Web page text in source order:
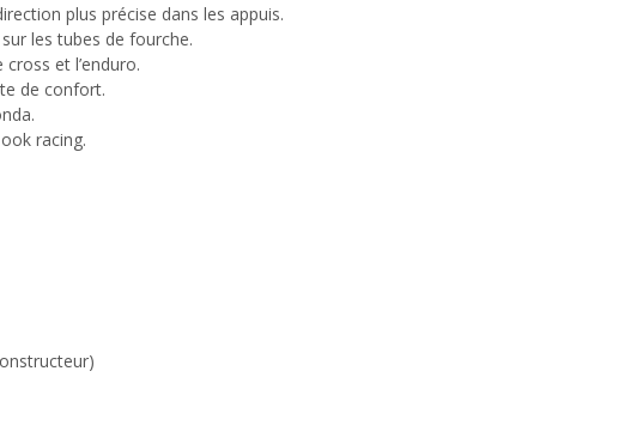
plus précise dans les appuis.
les tubes de fourche.
et l’enduro.
de confort.
racing.